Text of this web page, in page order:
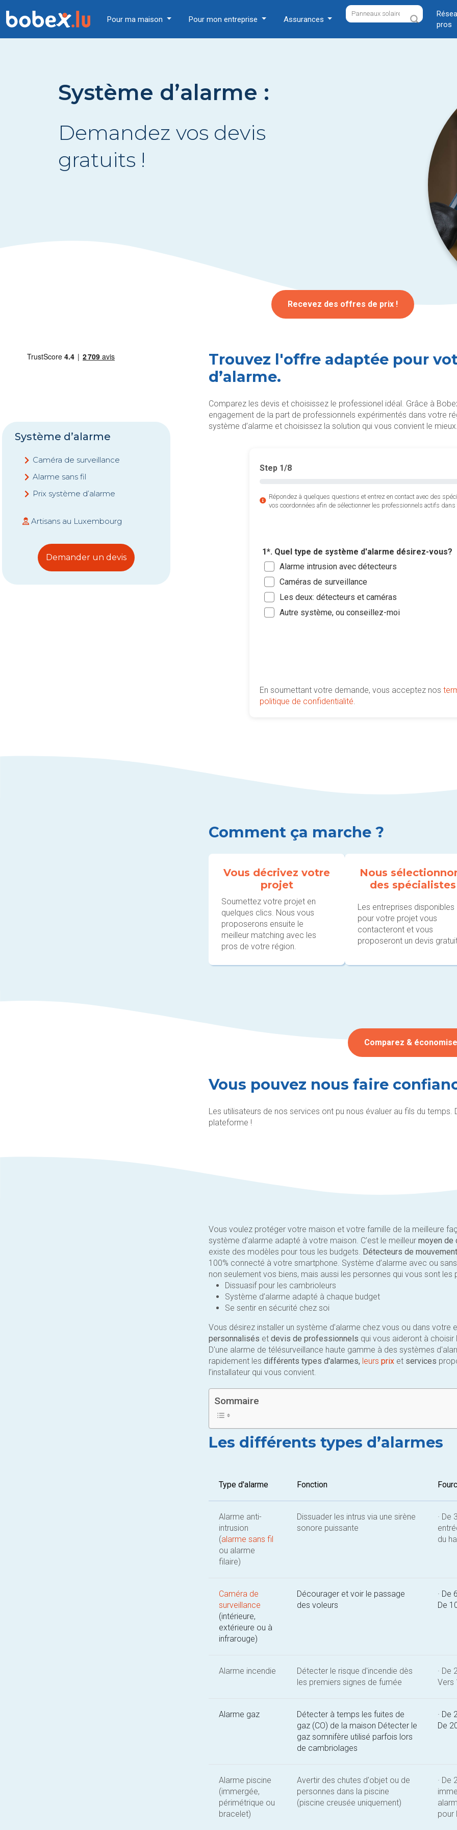
Pour ma maison Pour mon entreprise Assurances
pros
Système d’alarme :
Demandez vos devis
gratuits !
Recevez des offres de prix !
Système d’alarme
Caméra de surveillance
Alarme sans fil
Prix système d’alarme
Artisans au Luxembourg
Demander un devis
Trouvez l'offre adaptée pour
d’alarme.
Comparez les devis et choisissez le professionel idéal. Grâce à
engagement de la part de professionnels expérimentés dans votre
système d’alarme et choisissez la solution qui vous convient le mieux.
Step 1/8
Répondez à quelques questions et entrez en contact avec des
vos coordonnées afin de sélectionner les professionnels actifs dans
1*. Quel type de système d'alarme désirez-vous?
Alarme intrusion avec détecteurs
Caméras de surveillance
Les deux: détecteurs et caméras
Autre système, ou conseillez-moi
En soumettant votre demande, vous acceptez nos
politique de confidentialité.
Comment ça marche ?
Vous décrivez votre
projet
Soumettez votre projet en
quelques clics. Nous vous
proposerons ensuite le
meilleur matching avec les
pros de votre région.
Nous
des spécialistes
Les entreprises disponibles
pour votre projet vous
contacteront et vous
proposeront un devis
Comparez &
Vous pouvez nous faire
Les utilisateurs de nos services ont pu nous évaluer au fils du
plateforme !
Vous voulez protéger votre maison et votre famille de la meilleure
système d’alarme adapté à votre maison. C’est le meilleur moyen de
existe des modèles pour tous les budgets. Détecteurs de
100% connecté à votre smartphone. Système d’alarme avec ou
non seulement vos biens, mais aussi les personnes qui vous sont les
Dissuasif pour les cambrioleurs
Système d’alarme adapté à chaque budget
Se sentir en sécurité chez soi
Vous désirez installer un système d’alarme chez vous ou dans votre
personnalisés et devis de professionnels qui vous aideront à
D'une alarme de télésurveillance haute gamme à des systèmes
rapidement les différents types d'alarmes, leurs prix et services
l’installateur qui vous convient.
Sommaire
Les différents types d’alarmes
Type d'alarme Fonction
Alarme anti-
intrusion
(alarme sans fil
ou alarme
filaire)
Dissuader les intrus via une sirène
sonore puissante
· De
du
Caméra de
surveillance
(intérieure,
extérieure ou à
infrarouge)
Décourager et voir le passage
des voleurs
· De
De
Alarme incendie
Détecter le risque d'incendie dès
les premiers signes de fumée
· De
Vers
Alarme gaz
Détecter à temps les fuites de
gaz (CO) de la maison Détecter le
gaz somnifère utilisé parfois lors
de cambriolages
· De
De
Alarme piscine
(immergée,
périmétrique ou
bracelet)
Avertir des chutes d'objet ou de
personnes dans la piscine
(piscine creusée uniquement)
· De
pour